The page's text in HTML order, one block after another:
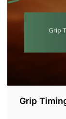
Grip